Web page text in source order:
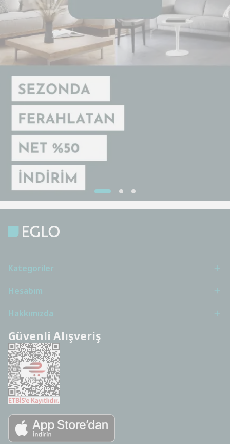
Kategoriler
Hesabım
Hakkımızda
Güvenli Alışveriş